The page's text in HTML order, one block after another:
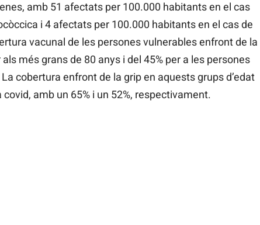
amb 51 afectats per 100.000 habitants en el cas
i 4 afectats per 100.000 habitants en el cas de
vacunal de les persones vulnerables enfront de la
més grans de 80 anys i del 45% per a les persones
La cobertura enfront de la grip en aquests grups d’edat
amb un 65% i un 52%, respectivament.